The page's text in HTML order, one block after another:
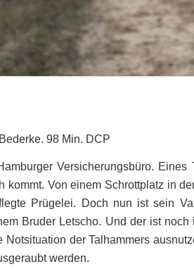
98 Min. DCP
Versicherungsbüro.
kommt. Von einem Schrottplatz in
Prügelei. Doch nun ist sein
Bruder Letscho. Und der ist
der Talhammers
werden.